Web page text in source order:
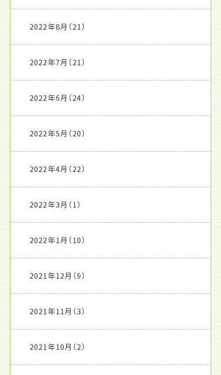
2022年8月 （21）
2022年7月 （21）
2022年6月 （24）
2022年5月 （20）
2022年4月 （22）
2022年3月 （1）
2022年1月 （10）
2021年12月 （9）
2021年11月 （3）
2021年10月 （2）